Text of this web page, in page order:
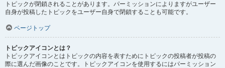
トピックが閉鎖されることがあります。パーミッションによりますがユーザー
自身が投稿したトピックをユーザー自身で閉鎖することも可能です。
ページトップ
トピックアイコンとは？
トピックアイコンとはトピックの内容を表すためにトピックの投稿者が投稿の
際に選んだ画像のことです。トピックアイコンを使用するにはパーミッション